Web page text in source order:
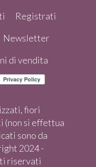
Registrati
Newsletter
di vendita
fiori
si effettua
sono da
2024 -
riservati